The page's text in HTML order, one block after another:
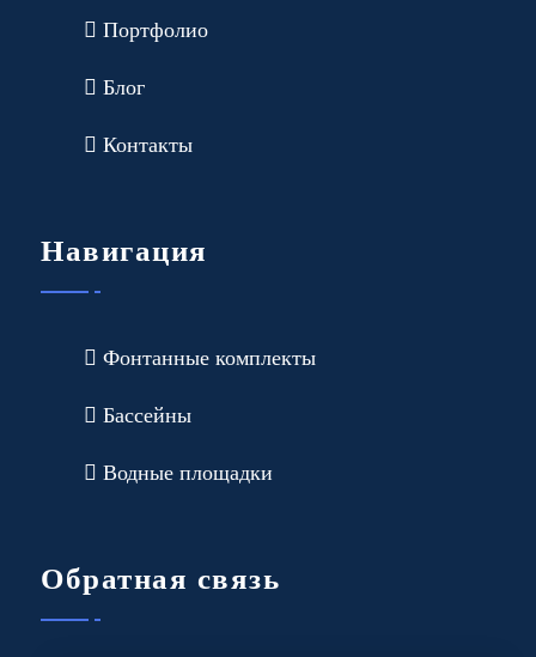
Портфолио
Блог
Контакты
Навигация
Фонтанные комплекты
Бассейны
Водные площадки
Обратная связь